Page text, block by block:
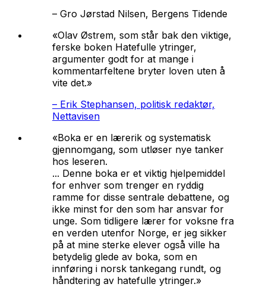
– Gro Jørstad Nilsen, Bergens Tidende
«Olav Østrem, som står bak den viktige,
ferske boken Hatefulle ytringer,
argumenter godt for at mange i
kommentarfeltene bryter loven uten å
vite det.»
– Erik Stephansen, politisk redaktør,
Nettavisen
«Boka er en lærerik og systematisk
gjennomgang, som utløser nye tanker
hos leseren.
... Denne boka er et viktig hjelpemiddel
for enhver som trenger en ryddig
ramme for disse sentrale debattene, og
ikke minst for den som har ansvar for
unge. Som tidligere lærer for voksne fra
en verden utenfor Norge, er jeg sikker
på at mine sterke elever også ville ha
betydelig glede av boka, som en
innføring i norsk tankegang rundt, og
håndtering av hatefulle ytringer.»